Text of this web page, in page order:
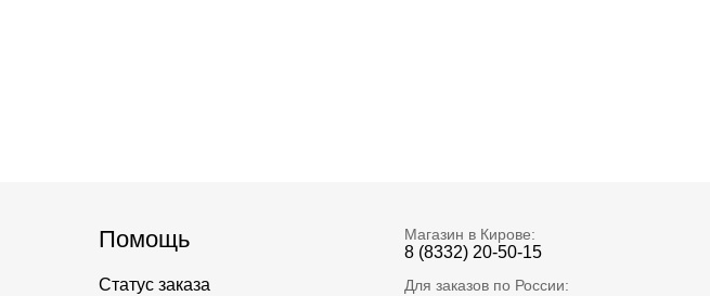
Магазин в Кирове:
8 (8332) 20-50-15
Для заказов по России:
Помощь
Статус заказа